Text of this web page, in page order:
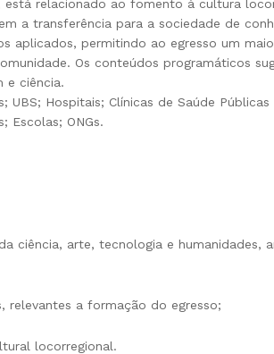
relacionado ao fomento à cultura
a transferência para a sociedade de
aplicados, permitindo ao egresso um
Os conteúdos programáticos
e ciência.
Hospitais; Clínicas de Saúde Públicas
Escolas; ONGs.
ciência, arte, tecnologia e humanidades,
relevantes a formação do egresso;
locorregional.